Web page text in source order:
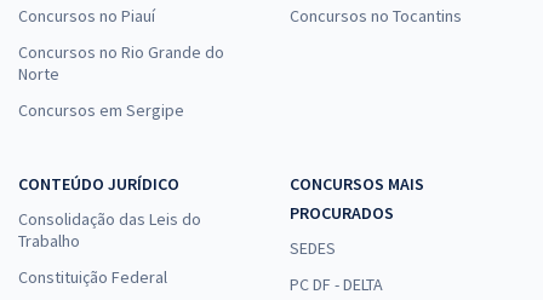
R$ 52,06
Economize R$ 156,18 (-20%)
Concursos no Piauí
Concursos no Rio Grande do
Norte
Concursos em Sergipe
Concursos no Tocantins
CONTEÚDO JURÍDICO
Consolidação das Leis do
Trabalho
Constituição Federal
CONCURSOS MAIS
PROCURADOS
SEDES
PC DF - DELTA